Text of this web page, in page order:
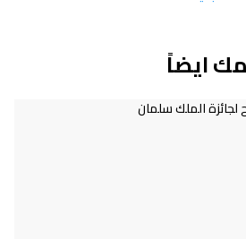
ايضاً